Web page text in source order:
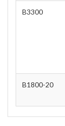
B3300
B1800-20